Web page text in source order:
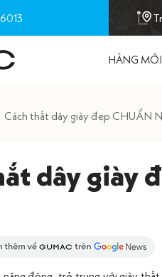
HÀNG
Cách thắt dây giày đẹp CHUẨN
dây giày